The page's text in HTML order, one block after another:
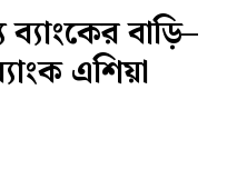
বাড়ি–
এশিয়া